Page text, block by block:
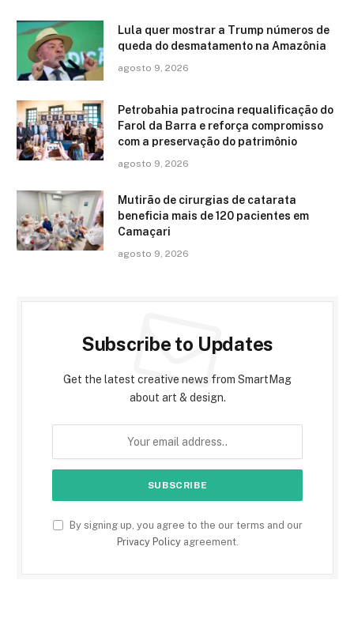
Lula quer mostrar a Trump números de
queda do desmatamento na Amazônia
agosto 9, 2026
Petrobahia patrocina requalificação do
Farol da Barra e reforça compromisso
com a preservação do patrimônio
agosto 9, 2026
Mutirão de cirurgias de catarata
beneficia mais de 120 pacientes em
Camaçari
agosto 9, 2026
Subscribe to Updates
Get the latest creative news from SmartMag
about art & design.
By signing up, you agree to the our terms and our
Privacy Policyagreement.